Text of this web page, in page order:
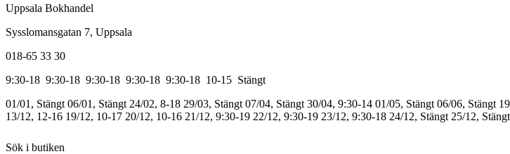
Uppsala Bokhandel
Sysslomansgatan 7, Uppsala
018-65 33 30
9:30-18 9:30-18 9:30-18 9:30-18 9:30-18 10-15 Stängt
01/01, Stängt 06/01, Stängt 24/02, 8-18 29/03, Stängt 07/04, Stängt 30/04, 9:30-14 01/05, Stängt 06/06, Stängt
13/12, 12-16 19/12, 10-17 20/12, 10-16 21/12, 9:30-19 22/12, 9:30-19 23/12, 9:30-18 24/12, Stängt 25/12, Stängt
Sök i butiken